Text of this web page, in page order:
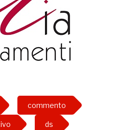
commento
ds